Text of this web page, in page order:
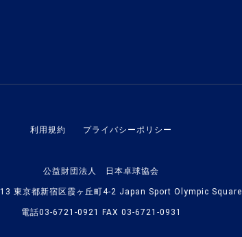
利用規約 プライバシーポリシー
公益財団法人 日本卓球協会
東京都新宿区霞ヶ丘町4-2 Japan Sport Olympic Square
電話03-6721-0921 FAX 03-6721-0931